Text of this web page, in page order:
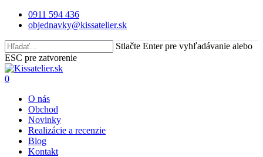
Skip
content
0911 594 436
objednavky@kissatelier.sk
Stlačte Enter pre vyhľadávanie alebo
ESC pre zatvorenie
Close
Search
search
0
O nás
Obchod
Novinky
Realizácie a recenzie
Blog
Kontakt